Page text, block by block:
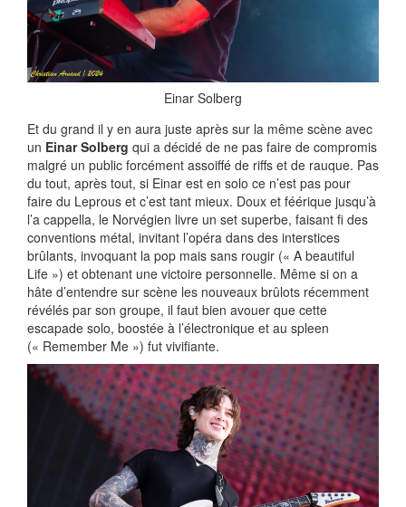
Einar Solberg
Et du grand il y en aura juste après sur la même scène avec
un Einar Solberg qui a décidé de ne pas faire de compromis
malgré un public forcément assoiffé de riffs et de rauque. Pas
du tout, après tout, si Einar est en solo ce n’est pas pour
faire du Leprous et c’est tant mieux. Doux et féérique jusqu’à
l’a cappella, le Norvégien livre un set superbe, faisant fi des
conventions métal, invitant l’opéra dans des interstices
brûlants, invoquant la pop mais sans rougir (« A beautiful
Life ») et obtenant une victoire personnelle. Même si on a
hâte d’entendre sur scène les nouveaux brûlots récemment
révélés par son groupe, il faut bien avouer que cette
escapade solo, boostée à l’électronique et au spleen
(« Remember Me ») fut vivifiante.